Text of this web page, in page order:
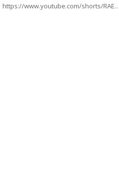
https://www.youtube.com/shorts/RAE9bvQh6eY